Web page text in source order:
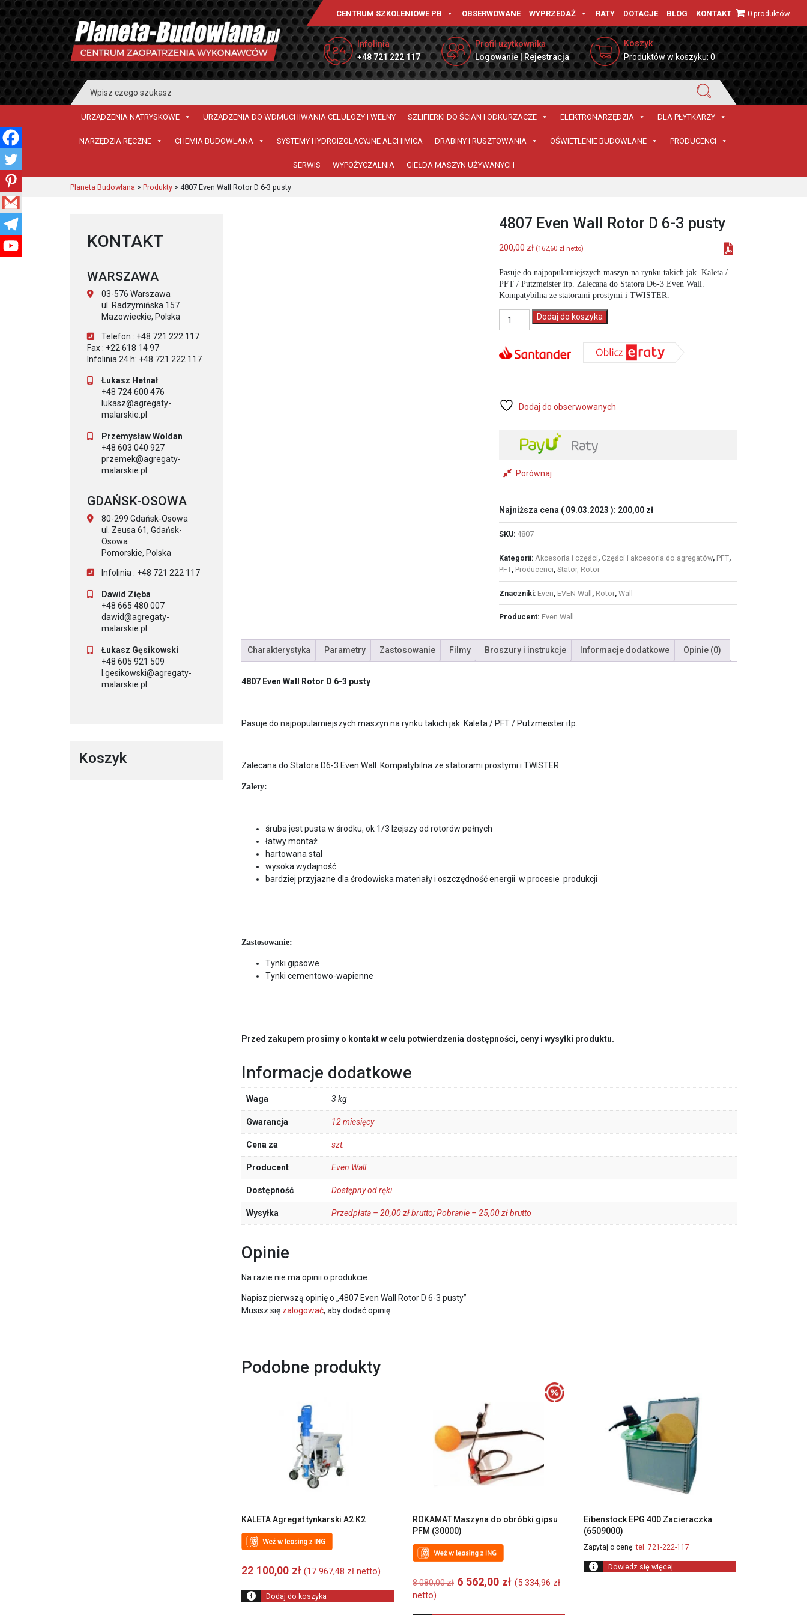
CENTRUM SZKOLENIOWE PB OBSERWOWANE WYPRZEDAŻ RATY DOTACJE BLOG KONTAKT 0 produktów
Infolinia
+48 721 222 117
Profil użytkownika
Logowanie | Rejestracja
Koszyk
Produktów w koszyku: 0
Search
for:
URZĄDZENIA NATRYSKOWE URZĄDZENIA DO WDMUCHIWANIA CELULOZY I WEŁNY SZLIFIERKI DO ŚCIAN I ODKURZACZE ELEKTRONARZĘDZIA DLA PŁYTKARZY
NARZĘDZIA RĘCZNE CHEMIA BUDOWLANA SYSTEMY HYDROIZOLACYJNE ALCHIMICA DRABINY I RUSZTOWANIA OŚWIETLENIE BUDOWLANE PRODUCENCI
SERWIS WYPOŻYCZALNIA GIEŁDA MASZYN UŻYWANYCH
Planeta Budowlana > Produkty > 4807 Even Wall Rotor D 6-3 pusty
4807 Even Wall Rotor D 6-3 pusty
200,00 zł (162,60 zł netto)
Pasuje do najpopularniejszych maszyn na rynku takich jak. Kaleta /
PFT / Putzmeister itp. Zalecana do Statora D6-3 Even Wall.
Kompatybilna ze statorami prostymi i TWISTER.
ilość
4807
Wall
Rotor
pusty
Dodaj do koszyka
Dodaj do obserwowanych
Porównaj
Najniższa cena ( 09.03.2023 ): 200,00 zł
SKU: 4807
Kategorii: Akcesoria i części, Części i akcesoria do agregatów, PFT,
PFT, Producenci, Stator, Rotor
Znaczniki: Even, EVEN Wall , Rotor, Wall
Producent: Even Wall
Charakterystyka Parametry Zastosowanie Filmy Broszury i instrukcje Informacje dodatkowe Opinie (0)
4807 Even Wall Rotor D 6-3 pusty
Pasuje do najpopularniejszych maszyn na rynku takich jak. Kaleta / PFT / Putzmeister itp.
Zalecana do Statora D6-3 Even Wall. Kompatybilna ze statorami prostymi i TWISTER.
Zalety:
śruba jest pusta w środku, ok 1/3 lżejszy od rotorów pełnych
łatwy montaż
hartowana stal
wysoka wydajność
bardziej przyjazne dla środowiska materiały i oszczędność energii w procesie produkcji
Zastosowanie:
Tynki gipsowe
Tynki cementowo-wapienne
Przed zakupem prosimy o kontakt w celu potwierdzenia dostępności, ceny i wysyłki produktu.
Informacje dodatkowe
Waga 3 kg
Gwarancja 12 miesięcy
Cena za szt.
Producent Even Wall
Dostępność Dostępny od ręki
Wysyłka Przedpłata – 20,00 zł brutto; Pobranie – 25,00 zł brutto
Opinie
Na razie nie ma opinii o produkcie.
Napisz pierwszą opinię o „4807 Even Wall Rotor D 6-3 pusty”
Musisz się zalogować, aby dodać opinię.
Podobne produkty
KALETA Agregat tynkarski A2 K2
22 100,00 zł (17 967,48 zł netto)
Dodaj do koszyka
ROKAMAT Maszyna do obróbki gipsu
PFM (30000)
8 080,00zł Pierwotna
6 562,00 złAktualna
(5 334,96 zł
netto)
Eibenstock EPG 400 Zacieraczka
(6509000)
Zapytaj o cenę: tel. 721-222-117
Dowiedz się więcej
KONTAKT
WARSZAWA
03-576 Warszawa
ul. Radzymińska 157
Mazowieckie, Polska
Telefon : +48 721 222 117
Fax : +22 618 14 97
Infolinia 24 h: +48 721 222 117
Łukasz Hetnał
+48 724 600 476
lukasz@agregaty-
malarskie.pl
Przemysław Woldan
+48 603 040 927
przemek@agregaty-
malarskie.pl
GDAŃSK-OSOWA
80-299 Gdańsk-Osowa
ul. Zeusa 61, Gdańsk-
Osowa
Pomorskie, Polska
Infolinia : +48 721 222 117
Dawid Zięba
+48 665 480 007
dawid@agregaty-
malarskie.pl
Łukasz Gęsikowski
+48 605 921 509
l.gesikowski@agregaty-
malarskie.pl
Koszyk